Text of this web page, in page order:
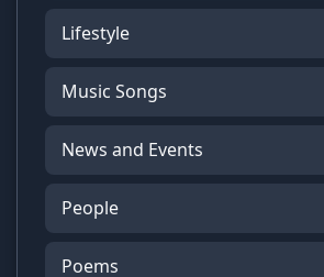
Lifestyle
Music Songs
News and Events
People
Poems